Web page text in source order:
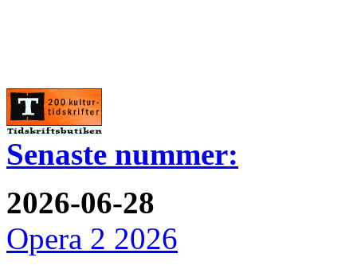
Senaste nummer:
2026-06-28
Opera 2 2026